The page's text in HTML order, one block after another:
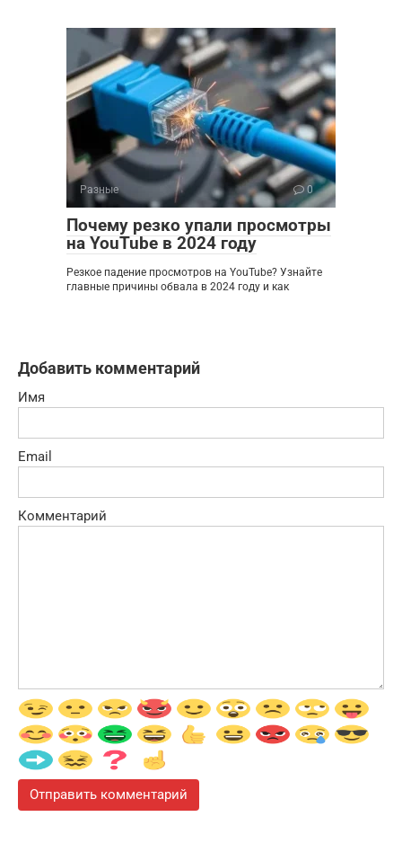
Разные 0
Почему резко упали просмотры
на YouTube в 2024 году
Резкое падение просмотров на YouTube? Узнайте
главные причины обвала в 2024 году и как
Добавить комментарий
Имя
Email
Комментарий